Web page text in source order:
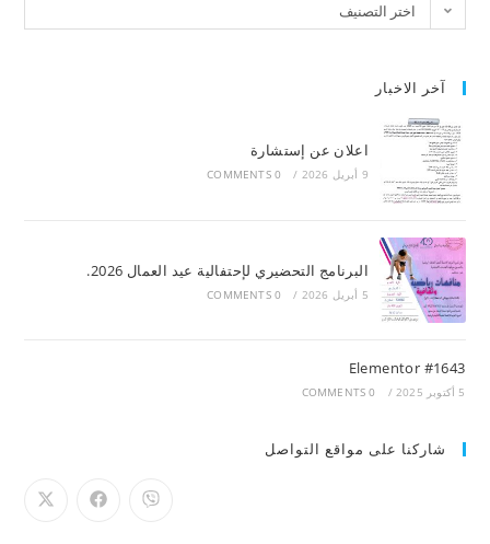
اختر التصنيف
آخر الاخبار
اعلان عن إستشارة
9 أبريل 2026 /
0 COMMENTS
البرنامج التحضيري لإحتفالية عيد العمال 2026.
5 أبريل 2026 /
0 COMMENTS
Elementor #1643
5 أكتوبر 2025 /
0 COMMENTS
شاركنا على مواقع التواصل